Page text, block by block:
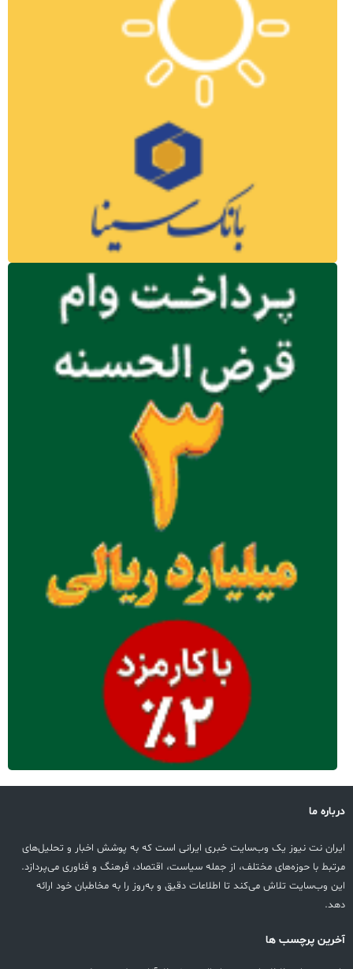
درباره ما
ایران نت نیوز یک وب‌سایت خبری ایرانی است که به پوشش اخبار و تحلیل‌های
مرتبط با حوزه‌های مختلف، از جمله سیاست، اقتصاد، فرهنگ و فناوری می‌پردازد.
این وب‌سایت تلاش می‌کند تا اطلاعات دقیق و به‌روز را به مخاطبان خود ارائه
دهد.
آخرین پرچسب ها